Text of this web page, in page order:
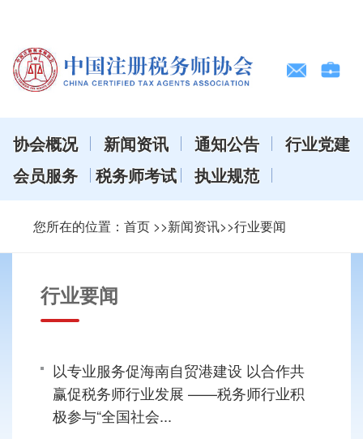
协会概况 新闻资讯 通知公告
行业党建
会员服务
税务师考试 执业规范
您所在的位置： 首页 >>新闻资讯>>行业要闻
行业要闻
以专业服务促海南自贸港建设 以合作共
赢促税务师行业发展 ——税务师行业积
极参与“全国社会...